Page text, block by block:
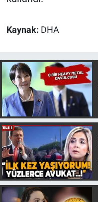
Kaynak: DHA